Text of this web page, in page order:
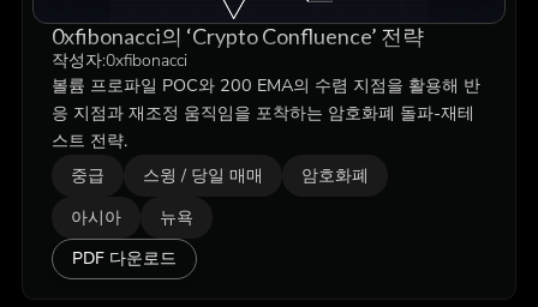
0xfibonacci의 ‘Crypto Confluence’ 전략
작성자:0xfibonacci
볼륨 프로파일 POC와 200 EMA의 수렴 지점을 활용해 반
응 지점과 재조정 움직임을 포착하는 암호화폐 돌파-재테
스트 전략.
중급 스윙 / 당일 매매
암호화폐
아시아
뉴욕
PDF 다운로드